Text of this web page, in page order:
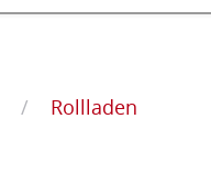
Rollladen